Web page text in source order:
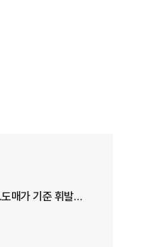
[아주경제 오늘의 뉴스 종합] 석유 최고가격제 13일 0시부터 시행...도매가 기준 휘발유 1724원·경유 1713원 外